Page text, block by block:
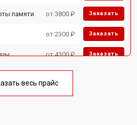
памяти от 3800 ₽ Заказать
от 2300 ₽ Заказать
от 4300 ₽ Заказать
от 3100 ₽
весь прайс